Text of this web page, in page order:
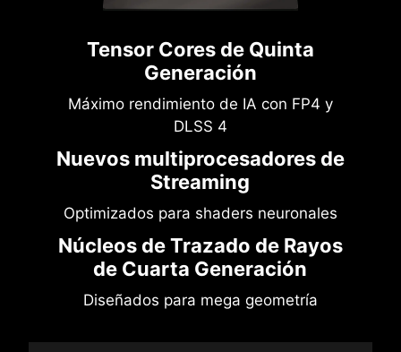
Tensor Cores de Quinta
Generación
Máximo rendimiento de IA con FP4 y
DLSS 4
Nuevos multiprocesadores de
Streaming
Optimizados para shaders neuronales
Núcleos de Trazado de Rayos
de Cuarta Generación
Diseñados para mega geometría